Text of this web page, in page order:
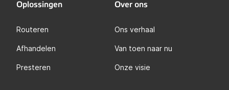
Oplossingen
Routeren
Afhandelen
Presteren
Over ons
Ons verhaal
Van toen naar nu
Onze visie